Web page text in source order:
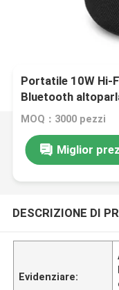
Portatile 10W Hi-
Bluetooth
l'accoppiamento
per godere di
alta qualità
MOQ：3000 pezzi
Miglior
DESCRIZIONE DI
Evidenziare: